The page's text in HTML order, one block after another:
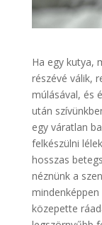
Ha egy kutya,
részévé válik,
múlásával, és
után
egy váratlan
felkészülni
hosszas
néznünk a
közepette